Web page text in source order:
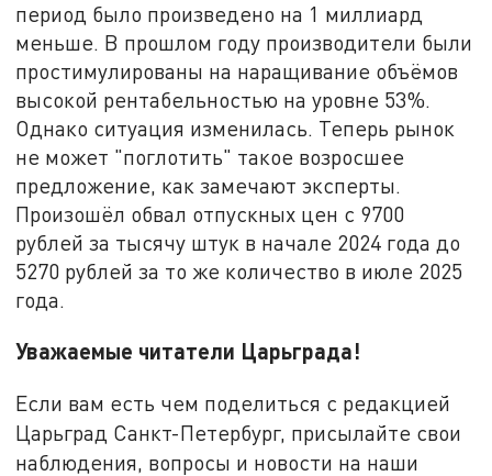
период было произведено на 1 миллиард
меньше. В прошлом году производители были
простимулированы на наращивание объёмов
высокой рентабельностью на уровне 53%.
Однако ситуация изменилась. Теперь рынок
не может "поглотить" такое возросшее
предложение, как замечают эксперты.
Произошёл обвал отпускных цен с 9700
рублей за тысячу штук в начале 2024 года до
5270 рублей за то же количество в июле 2025
года.
Уважаемые читатели Царьграда!
Если вам есть чем поделиться с редакцией
Царьград Санкт-Петербург, присылайте свои
наблюдения, вопросы и новости на наши